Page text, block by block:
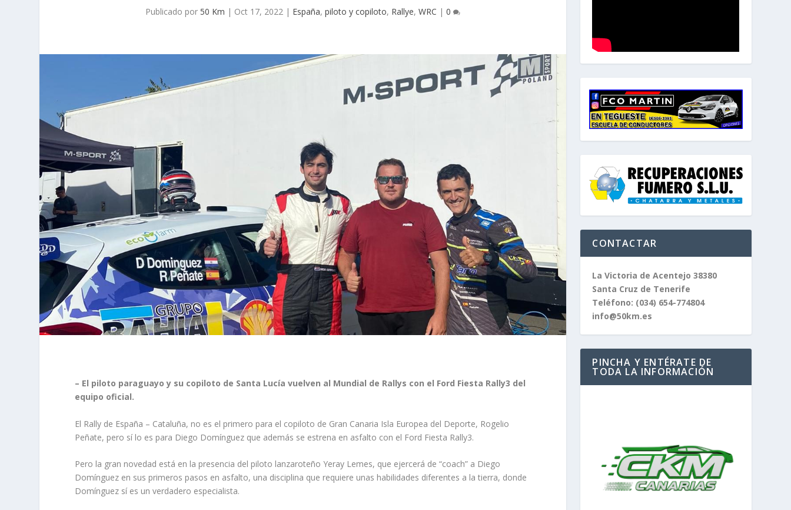
Publicado por 50 Km | Oct 17, 2022 | España,piloto y copiloto, Rallye,WRC |0
– El piloto paraguayo y su copiloto de Santa Lucía vuelven al Mundial de Rallys con el Ford Fiesta Rally3 del
equipo oficial.
El Rally de España – Cataluña, no es el primero para el copiloto de Gran Canaria Isla Europea del Deporte, Rogelio
Peñate, pero sí lo es para Diego Domínguez que además se estrena en asfalto con el Ford Fiesta Rally3.
Pero la gran novedad está en la presencia del piloto lanzaroteño Yeray Lemes, que ejercerá de “coach” a Diego
Domínguez en sus primeros pasos en asfalto, una disciplina que requiere unas habilidades diferentes a la tierra, donde
Domínguez sí es un verdadero especialista.
CONTACTAR
La Victoria de Acentejo 38380
Santa Cruz de Tenerife
Teléfono: (034) 654-774804
info@50km.es
PINCHA Y ENTÉRATE DE
TODA LA INFORMACIÓN